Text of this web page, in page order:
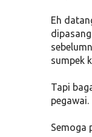
Eh
sumpek
Tapi
pegawai.
Semoga